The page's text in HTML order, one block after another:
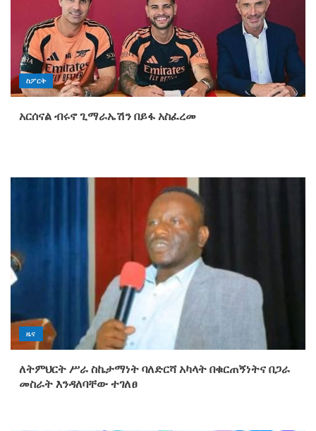
ስፖርት
አርሰናል ብሩኖ ጊማራኤሽን በይፋ አስፈረመ
ዜና
ለትምህርት ሥራ ስኬታማነት ባለድርሻ አካላት በቁርጠኝነትና በጋራ
መስራት እንዳለባቸው ተገለፀ